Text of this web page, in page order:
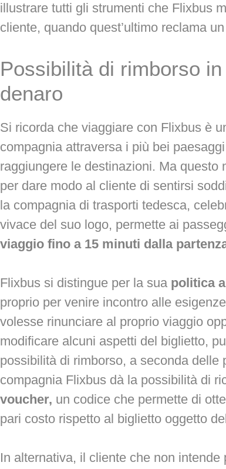
illustrare tutti gli strumenti che Flixbus
cliente, quando quest’ultimo reclama
Possibilità di rimborso
denaro
Si ricorda che viaggiare con Flixbus è
compagnia attraversa i più bei paesaggi
raggiungere le destinazioni. Ma questo
per dare modo al cliente di sentirsi
la compagnia di trasporti tedesca,
vivace del suo logo, permette ai
viaggio fino a 15 minuti dalla
Flixbus si distingue per la sua politica
proprio per venire incontro alle
volesse rinunciare al proprio viaggio
modificare alcuni aspetti del biglietto,
possibilità di rimborso, a seconda delle
compagnia Flixbus dà la possibilità di
voucher, un codice che permette di
pari costo rispetto al biglietto oggetto
In alternativa, il cliente che non